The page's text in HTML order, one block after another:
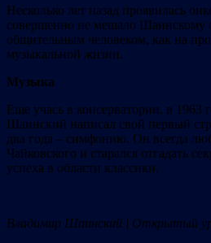
Несколько лет назад проявилась
совершенно не мешало Шаинскому
общительным человеком, как на
музыкальной жизни.
Музыка
Еще учась в консерватории, в 1963
Шаинский написал свой первый
два года – симфонию. Он всегда
Чайковского и старался отгадать
успеха в области классики.
Владимир Шаинский | Открытый